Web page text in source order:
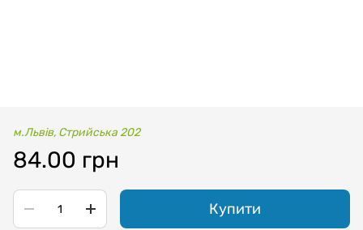
м.Львів, Стрийська 202
84.00 грн
Купити